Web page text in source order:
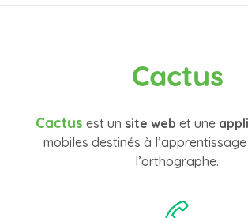
Cactus
Cactus est un site web et une
mobiles destinés à
l’orthographe.